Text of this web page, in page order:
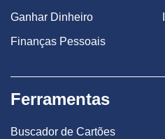
Ganhar Dinheiro
Finanças Pessoais
Ferramentas
Buscador de Cartões